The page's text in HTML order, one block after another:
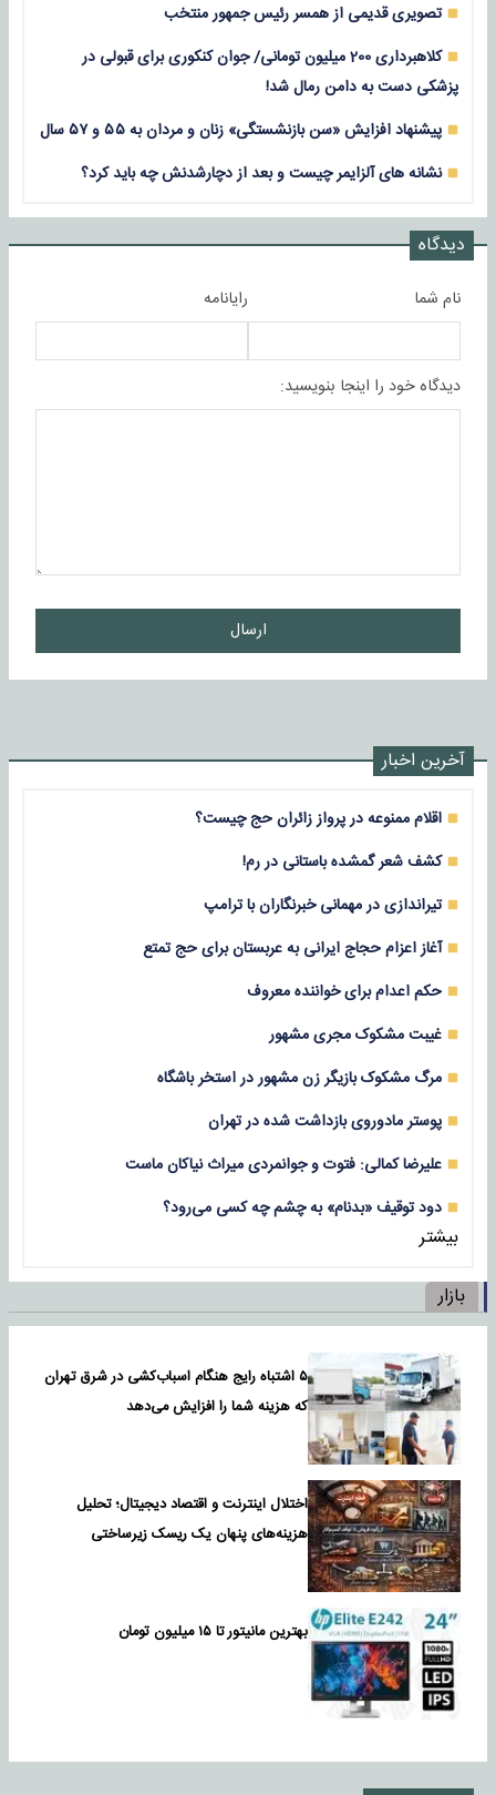
تصویری قدیمی از همسر رئیس جمهور منتخب
کلاهبرداری 200 میلیون تومانی/ جوان کنکوری برای قبولی در
پزشکی دست به دامن رمال شد!
پیشنهاد افزایش «سن بازنشستگی» زنان و مردان به ۵۵ و ۵۷ سال
نشانه های آلزایمر چیست و بعد از دچارشدنش چه باید کرد؟
دیدگاه
نام شما رایانامه
دیدگاه خود را اینجا بنویسید:
ارسال
آخرین اخبار
اقلام ممنوعه در پرواز زائران حج چیست؟
کشف شعر گمشده باستانی در رم!
تیراندازی در مهمانی خبرنگاران با ترامپ
آغاز اعزام حجاج ایرانی به عربستان برای حج تمتع
حکم اعدام برای خواننده معروف
غیبت مشکوک مجری مشهور
مرگ مشکوک بازیگر زن مشهور در استخر باشگاه
پوستر مادوروی بازداشت شده در تهران
علیرضا کمالی: فتوت و جوانمردی میراث نیاکان ماست
دود توقیف «بدنام» به چشم چه کسی می‌رود؟
بیشتر
بازار
۵ اشتباه رایج هنگام اسباب‌کشی در شرق تهران
که هزینه شما را افزایش می‌دهد
اختلال اینترنت و اقتصاد دیجیتال؛ تحلیل
هزینه‌های پنهان یک ریسک زیرساختی
بهترین مانیتور تا ۱۵ میلیون تومان